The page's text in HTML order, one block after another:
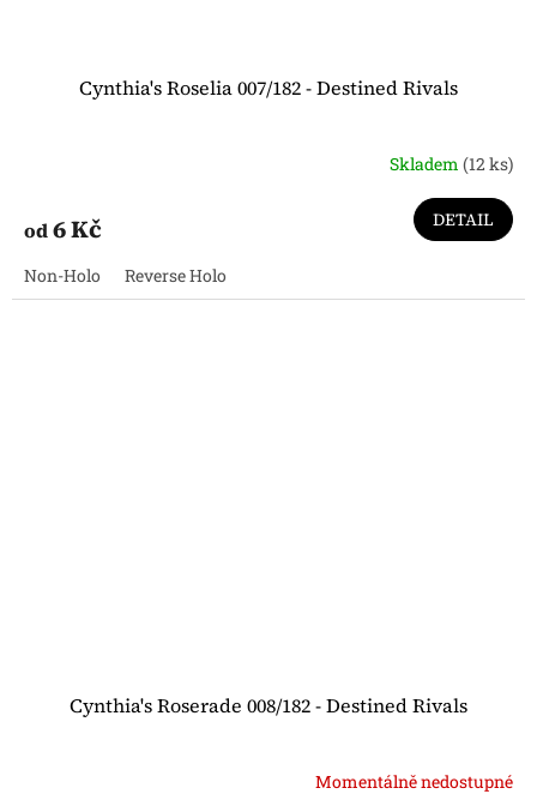
Cynthia's Roselia 007/182 - Destined Rivals
Skladem (12 ks)
od6 Kč DETAIL
Non-Holo Reverse Holo
Cynthia's Roserade 008/182 - Destined Rivals
Momentálně nedostupné